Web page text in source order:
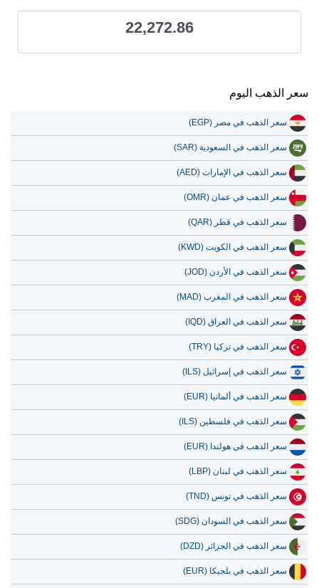
22,272.86
سعر الذهب اليوم
سعر الذهب في مصر (EGP)
سعر الذهب في السعودية (SAR)
سعر الذهب في الإمارات (AED)
سعر الذهب في عمان (OMR)
سعر الذهب في قطر (QAR)
سعر الذهب في الكويت (KWD)
سعر الذهب في الأردن (JOD)
سعر الذهب في المغرب (MAD)
سعر الذهب في العراق (IQD)
سعر الذهب في تركيا (TRY)
سعر الذهب في إسرائيل (ILS)
سعر الذهب في ألمانيا (EUR)
سعر الذهب في فلسطين (ILS)
سعر الذهب في هولندا (EUR)
سعر الذهب في لبنان (LBP)
سعر الذهب في تونس (TND)
سعر الذهب في السودان (SDG)
سعر الذهب في الجزائر (DZD)
سعر الذهب في بلجيكا (EUR)